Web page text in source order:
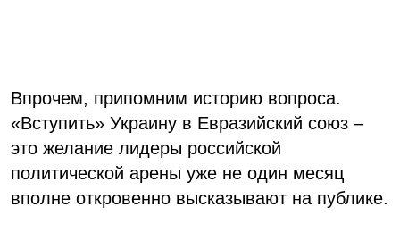
Впрочем, припомним историю вопроса.
«Вступить» Украину в Евразийский союз –
это желание лидеры российской
политической арены уже не один месяц
вполне откровенно высказывают на публике.